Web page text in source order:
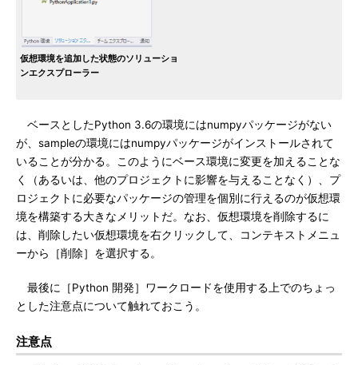
仮想環境を追加した状態のソリューショ
ンエクスプローラー
ベースとしたPython 3.6の環境にはnumpyパッケージがない
が、sampleの環境にはnumpyパッケージがインストールされて
いることが分かる。このようにベース環境に変更を加えることな
く（あるいは、他のプロジェクトに影響を与えることなく）、プ
ロジェクトに必要なパッケージの管理を個別に行えるのが仮想環
境を構築する大きなメリットだ。なお、仮想環境を削除するに
は、削除したい仮想環境を右クリックして、コンテキストメニュ
ーから［削除］を選択する。
最後に［Python 開発］ワークロードを使用する上でのちょっ
とした注意点について触れておこう。
注意点